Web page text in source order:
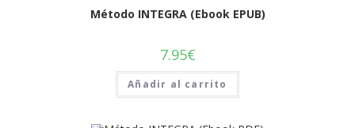
Método INTEGRA (Ebook EPUB)
7.95€
Añadir al carrito